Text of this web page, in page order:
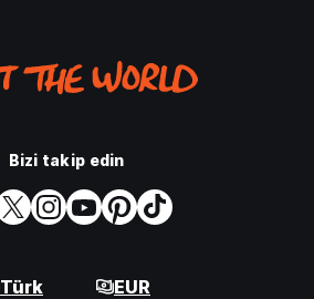
Bizi takip edin
Türk EUR